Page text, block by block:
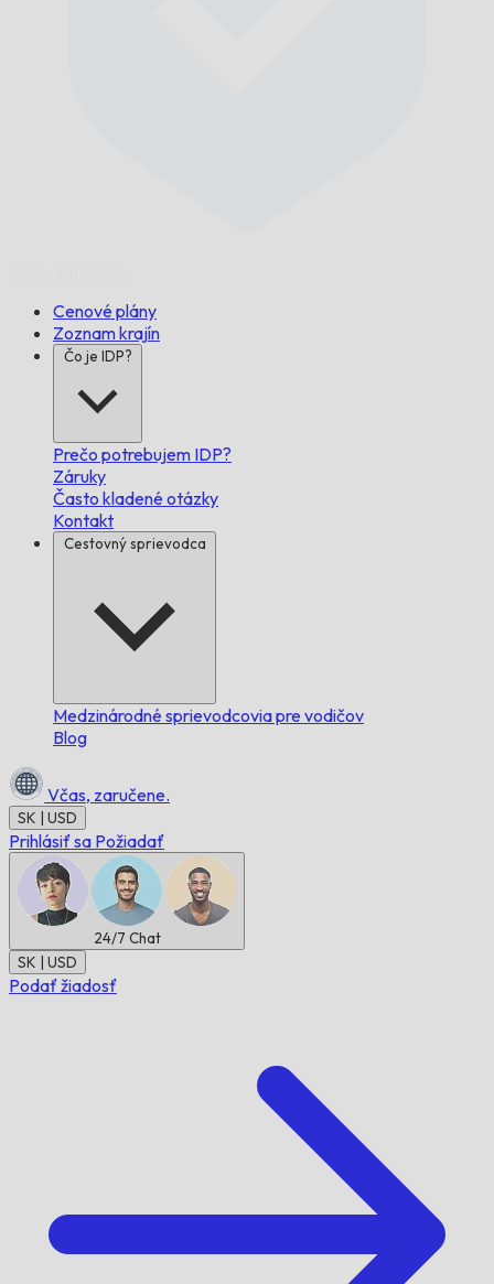
Cenové plány
Zoznam krajín
Čo je IDP?
Prečo potrebujem IDP?
Záruky
Často kladené otázky
Kontakt
Cestovný sprievodca
Medzinárodné sprievodcovia pre vodičov
Blog
Včas, zaručene.
SK | USD
Prihlásiť sa Požiadať
24/7 Chat
SK | USD
Podať žiadosť